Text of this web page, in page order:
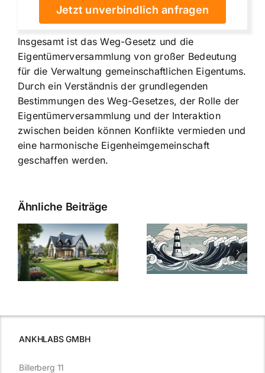
Jetzt unverbindlich anfragen
Insgesamt ist das Weg-Gesetz und die
Eigentümerversammlung von großer Bedeutung
für die Verwaltung gemeinschaftlichen Eigentums.
Durch ein Verständnis der grundlegenden
Bestimmungen des Weg-Gesetzes, der Rolle der
Eigentümerversammlung und der Interaktion
zwischen beiden können Konflikte vermieden und
eine harmonische Eigenheimgemeinschaft
geschaffen werden.
Ähnliche Beiträge
Bauzinsen im
Sturm: Die
aktuelle
Entwicklung
Die Evolution
der
Bauzinsen: Ein
Blick in die
ANKHLABS GMBH
Billerberg 11